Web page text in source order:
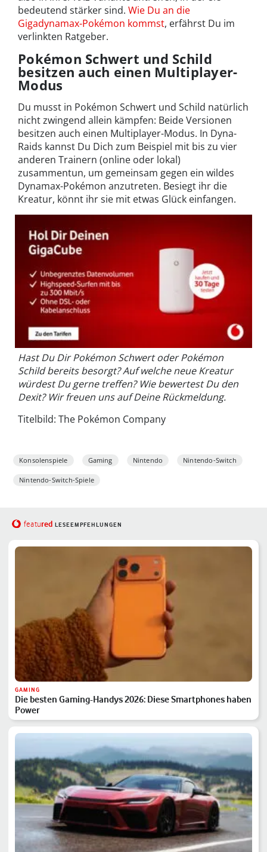
bedeutend stärker sind. Wie Du an die
Gigadynamax-Pokémon kommst, erfährst Du im
verlinkten Ratgeber.
Pokémon Schwert und Schild
besitzen auch einen Multiplayer-
Modus
Du musst in Pokémon Schwert und Schild natürlich
nicht zwingend allein kämpfen: Beide Versionen
besitzen auch einen Multiplayer-Modus. In Dyna-
Raids kannst Du Dich zum Beispiel mit bis zu vier
anderen Trainern (online oder lokal)
zusammentun, um gemeinsam gegen ein wildes
Dynamax-Pokémon anzutreten. Besiegt ihr die
Kreatur, könnt ihr sie mit etwas Glück einfangen.
Hast Du Dir Pokémon Schwert oder Pokémon
Schild bereits besorgt? Auf welche neue Kreatur
würdest Du gerne treffen? Wie bewertest Du den
Dexit? Wir freuen uns auf Deine Rückmeldung.
Titelbild: The Pokémon Company
Konsolenspiele Gaming Nintendo Nintendo-Switch
Nintendo-Switch-Spiele
featured LESEEMPFEHLUNGEN
GAMING
Die besten Gaming-Handys 2026: Diese Smartphones haben
Power